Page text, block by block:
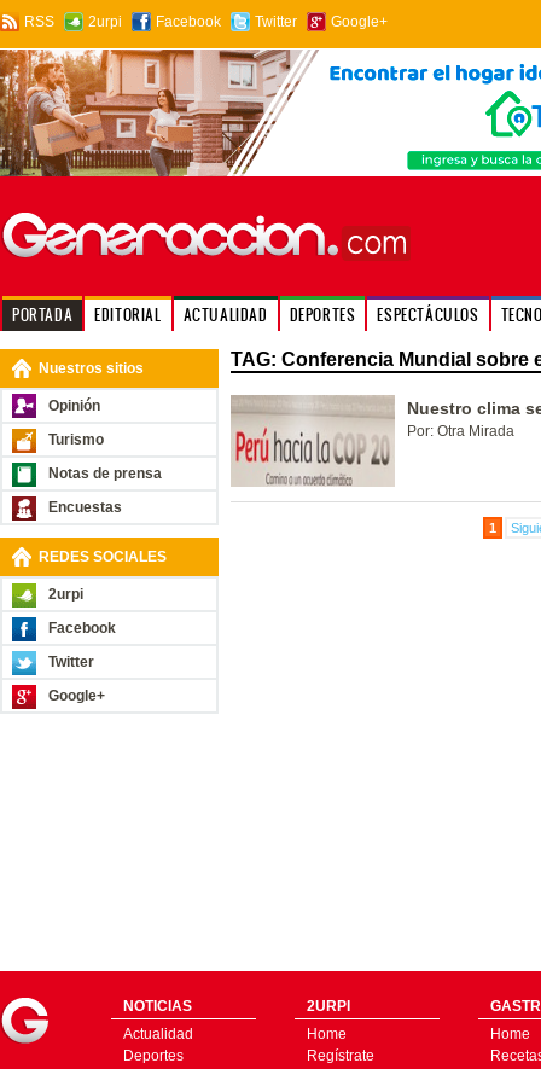
RSS 2urpi Facebook Twitter Google+
PORTADA EDITORIAL ACTUALIDAD DEPORTES ESPECTÁCULOS
Nuestros sitios
Opinión
Turismo
Notas de prensa
Encuestas
REDES SOCIALES
2urpi
Facebook
Twitter
Google+
TAG: Conferencia Mundial sobre
Nuestro clima
Por: Otra Mirada
1
NOTICIAS
Actualidad
Deportes
2URPI
Home
Regístrate
Home